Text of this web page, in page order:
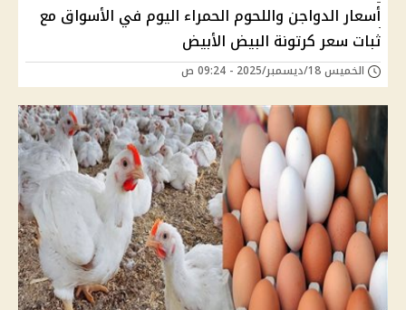
أسعار الدواجن واللحوم الحمراء اليوم في الأسواق مع
ثبات سعر كرتونة البيض الأبيض
الخميس 18/ديسمبر/2025 - 09:24 ص